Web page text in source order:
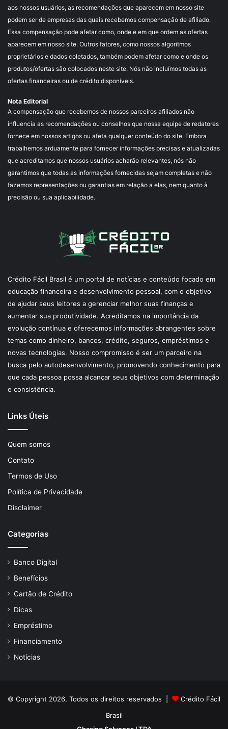
aos nossos usuários, as recomendações que aparecem em nosso site
podem ser de empresas das quais recebemos compensação de afiliado.
Essa compensação pode afetar como, onde e em que ordem as ofertas
aparecem em nosso site. Outros fatores, como nossos algoritmos
proprietários e dados coletados, também podem afetar como e onde os
produtos/ofertas são colocados neste site. Nós não incluímos todas as
ofertas financeiras ou de crédito disponíveis.
Nota Editorial
A compensação que recebemos de nossos parceiros afiliados não
influencia as recomendações ou conselhos que nossa equipe de redatores
fornece em nossos artigos ou afeta qualquer conteúdo do site. Embora
trabalhemos arduamente para fornecer informações precisas e atualizadas
que acreditamos que nossos usuários acharão relevantes, nós não
garantimos que todas as informações fornecidas sejam completas e não
fazemos representações ou garantias em relação a elas, nem quanto à
precisão ou sua aplicabilidade.
Crédito Fácil Brasil é um portal de notícias e conteúdo focado em
educação financeira e desenvolvimento pessoal, com o objetivo
de ajudar seus leitores a gerenciar melhor suas finanças e
aumentar sua produtividade. Acreditamos na importância da
evolução contínua e oferecemos informações abrangentes sobre
temas como dinheiro, bancos, crédito, seguros, empréstimos e
novas tecnologias. Nosso compromisso é ser um parceiro na
busca pelo autodesenvolvimento, promovendo conhecimento para
que cada pessoa possa alcançar seus objetivos com determinação
e consistência.
Links Úteis
Quem somos
Contato
Termos de Uso
Política de Privacidade
Disclaimer
Categorias
Banco Digital
Benefícios
Cartão de Crédito
Dicas
Empréstimo
Financiamento
Notícias
© Copyright 2026, Todos os direitos reservados |
Crédito Fácil
Brasil